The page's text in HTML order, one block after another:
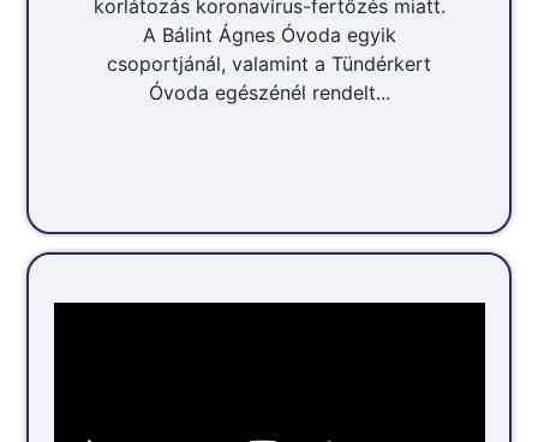
korlátozás koronavírus-fertőzés miatt.
A Bálint Ágnes Óvoda egyik
csoportjánál, valamint a Tündérkert
Óvoda egészénél rendelt...